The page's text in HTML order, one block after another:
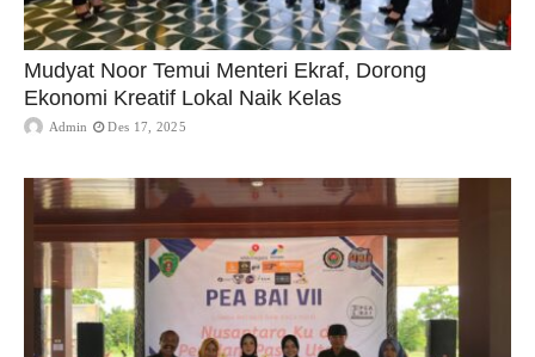
Mudyat Noor Temui Menteri Ekraf, Dorong
Ekonomi Kreatif Lokal Naik Kelas
Admin Des 17, 2025